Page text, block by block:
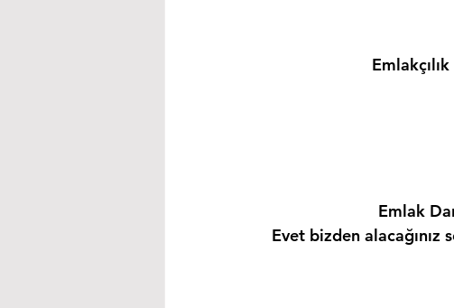
Emlak
Evet bizden alacağınız